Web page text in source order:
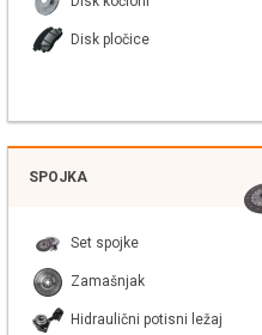
Disk pločice
SPOJKA
Set spojke
Zamašnjak
Hidraulični potisni ležaj